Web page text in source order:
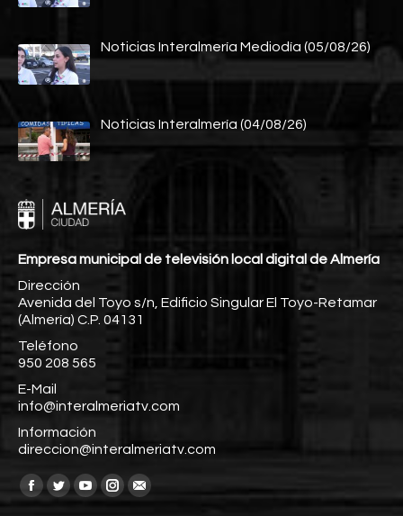
Noticias Interalmería Mediodía (05/08/26)
Noticias Interalmería (04/08/26)
Empresa municipal de televisión local digital de Almería
Dirección
Avenida del Toyo s/n, Edificio Singular El Toyo-Retamar
(Almería) C.P. 04131
Teléfono
950 208 565
E-Mail
info@interalmeriatv.com
Información
direccion@interalmeriatv.com
Encuéntranos en:
Facebook
TwitterYouTube
Instagram
Mail